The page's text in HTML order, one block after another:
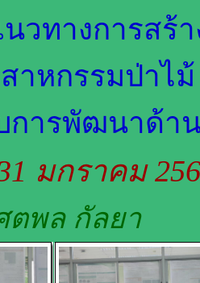
วทางการสร้
หกรรมป่าไ
การพัฒนาด้า
มกราคม
ตพล กัลยา